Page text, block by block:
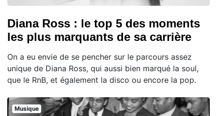
Diana Ross : le top 5 des moments
les plus marquants de sa carrière
On a eu envie de se pencher sur le parcours assez
unique de Diana Ross, qui aussi bien marqué la soul,
que le RnB, et également la disco ou encore la pop.
Musique